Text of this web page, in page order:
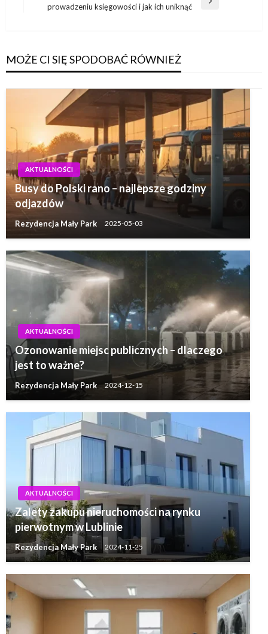
Następny
prowadzeniu księgowości i jak ich uniknąć
MOŻE CI SIĘ SPODOBAĆ RÓWNIEŻ
AKTUALNOŚCI
Busy do Polski rano – najlepsze godziny
odjazdów
Rezydencja Mały Park 2025-05-03
AKTUALNOŚCI
Ozonowanie miejsc publicznych – dlaczego
jest to ważne?
Rezydencja Mały Park 2024-12-15
AKTUALNOŚCI
Zalety zakupu nieruchomości na rynku
pierwotnym w Lublinie
Rezydencja Mały Park 2024-11-25